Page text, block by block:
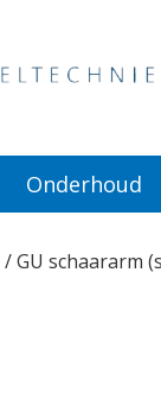
Onderhoud
/ GU schaararm